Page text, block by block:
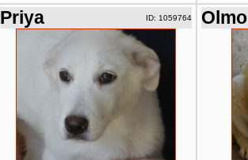
Priya ID: 1059764 Olmo